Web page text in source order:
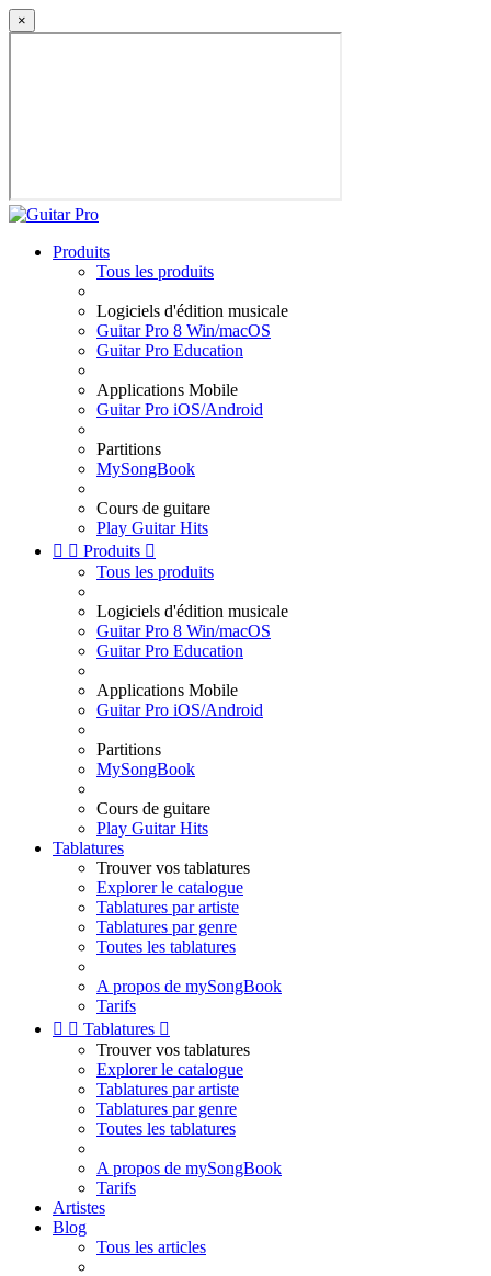
×
Produits
Tous les produits
Logiciels d'édition musicale
Guitar Pro 8 Win/macOS
Guitar Pro Education
Applications Mobile
Guitar Pro iOS/Android
Partitions
MySongBook
Cours de guitare
Play Guitar Hits
  Produits 
Tous les produits
Logiciels d'édition musicale
Guitar Pro 8 Win/macOS
Guitar Pro Education
Applications Mobile
Guitar Pro iOS/Android
Partitions
MySongBook
Cours de guitare
Play Guitar Hits
Tablatures
Trouver vos tablatures
Explorer le catalogue
Tablatures par artiste
Tablatures par genre
Toutes les tablatures
A propos de mySongBook
Tarifs
  Tablatures 
Trouver vos tablatures
Explorer le catalogue
Tablatures par artiste
Tablatures par genre
Toutes les tablatures
A propos de mySongBook
Tarifs
Artistes
Blog
Tous les articles